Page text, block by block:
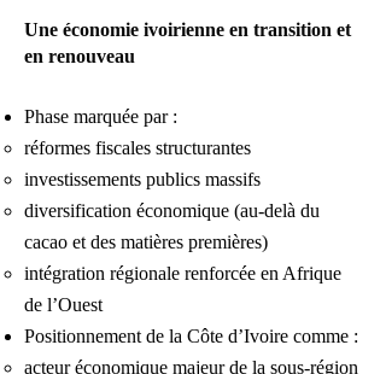
Une économie ivoirienne en transition et
en renouveau
Phase marquée par :
réformes fiscales structurantes
investissements publics massifs
diversification économique (au-delà du
cacao et des matières premières)
intégration régionale renforcée en Afrique
de l’Ouest
Positionnement de la Côte d’Ivoire comme :
acteur économique majeur de la sous-région